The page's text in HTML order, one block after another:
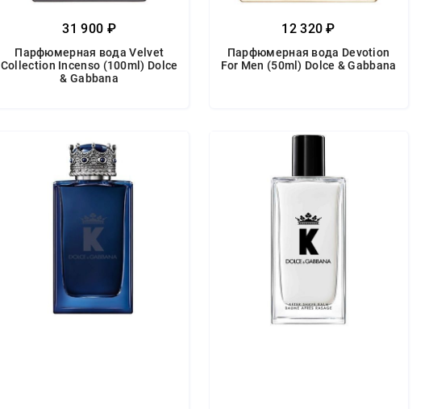
31 900 ₽
Парфюмерная вода Velvet
Collection Incenso (100ml) Dolce
& Gabbana
12 320 ₽
Парфюмерная вода Devotion
For Men (50ml) Dolce & Gabbana